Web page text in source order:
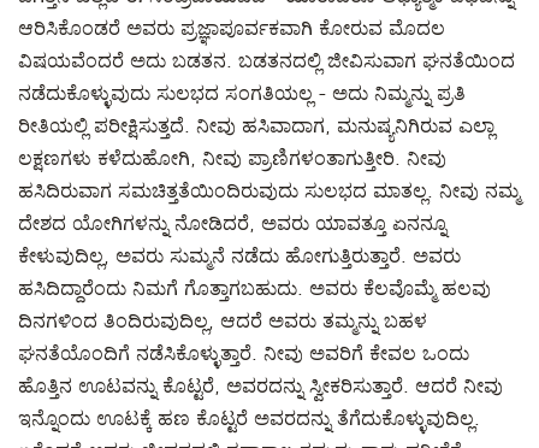
ಆರಿಸಿಕೊಂಡರೆ ಅವರು ಪ್ರಜ್ಞಾಪೂರ್ವಕವಾಗಿ ಕೋರುವ ಮೊದಲ
ವಿಷಯವೆಂದರೆ ಅದು ಬಡತನ. ಬಡತನದಲ್ಲಿ ಜೀವಿಸುವಾಗ ಘನತೆಯಿಂದ
ನಡೆದುಕೊಳ್ಳುವುದು ಸುಲಭದ ಸಂಗತಿಯಲ್ಲ - ಅದು ನಿಮ್ಮನ್ನು ಪ್ರತಿ
ರೀತಿಯಲ್ಲಿ ಪರೀಕ್ಷಿಸುತ್ತದೆ. ನೀವು ಹಸಿವಾದಾಗ, ಮನುಷ್ಯನಿಗಿರುವ ಎಲ್ಲಾ
ಲಕ್ಷಣಗಳು ಕಳೆದುಹೋಗಿ, ನೀವು ಪ್ರಾಣಿಗಳಂತಾಗುತ್ತೀರಿ. ನೀವು
ಹಸಿದಿರುವಾಗ ಸಮಚಿತ್ತತೆಯಿಂದಿರುವುದು ಸುಲಭದ ಮಾತಲ್ಲ. ನೀವು ನಮ್ಮ
ದೇಶದ ಯೋಗಿಗಳನ್ನು ನೋಡಿದರೆ, ಅವರು ಯಾವತ್ತೂ ಏನನ್ನೂ
ಕೇಳುವುದಿಲ್ಲ, ಅವರು ಸುಮ್ಮನೆ ನಡೆದು ಹೋಗುತ್ತಿರುತ್ತಾರೆ. ಅವರು
ಹಸಿದಿದ್ದಾರೆಂದು ನಿಮಗೆ ಗೊತ್ತಾಗಬಹುದು. ಅವರು ಕೆಲವೊಮ್ಮೆ ಹಲವು
ದಿನಗಳಿಂದ ತಿಂದಿರುವುದಿಲ್ಲ, ಆದರೆ ಅವರು ತಮ್ಮನ್ನು ಬಹಳ
ಘನತೆಯೊಂದಿಗೆ ನಡೆಸಿಕೊಳ್ಳುತ್ತಾರೆ. ನೀವು ಅವರಿಗೆ ಕೇವಲ ಒಂದು
ಹೊತ್ತಿನ ಊಟವನ್ನು ಕೊಟ್ಟರೆ, ಅವರದನ್ನು ಸ್ವೀಕರಿಸುತ್ತಾರೆ. ಆದರೆ ನೀವು
ಇನ್ನೊಂದು ಊಟಕ್ಕೆ ಹಣ ಕೊಟ್ಟರೆ ಅವರದನ್ನು ತೆಗೆದುಕೊಳ್ಳುವುದಿಲ್ಲ.